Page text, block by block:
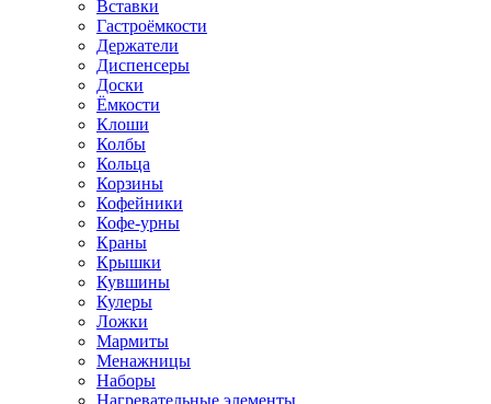
Вставки
Гастроёмкости
Держатели
Диспенсеры
Доски
Ёмкости
Клоши
Колбы
Кольца
Корзины
Кофейники
Кофе-урны
Краны
Крышки
Кувшины
Кулеры
Ложки
Мармиты
Менажницы
Наборы